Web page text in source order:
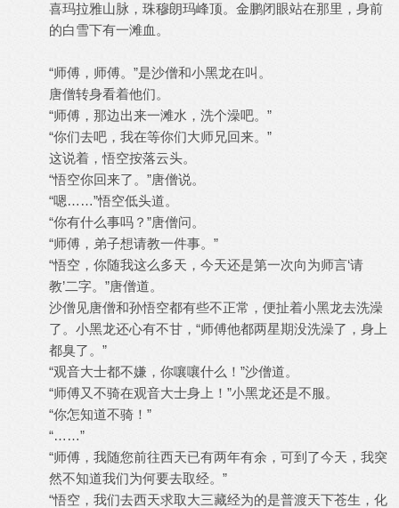
喜玛拉雅山脉，珠穆朗玛峰顶。金鹏闭眼站在那里，身前
的白雪下有一滩血。
“师傅，师傅。”是沙僧和小黑龙在叫。
唐僧转身看着他们。
“师傅，那边出来一滩水，洗个澡吧。”
“你们去吧，我在等你们大师兄回来。”
这说着，悟空按落云头。
“悟空你回来了。”唐僧说。
“嗯……”悟空低头道。
“你有什么事吗？”唐僧问。
“师傅，弟子想请教一件事。”
“悟空，你随我这么多天，今天还是第一次向为师言‘请
教’二字。”唐僧道。
沙僧见唐僧和孙悟空都有些不正常，便扯着小黑龙去洗澡
了。小黑龙还心有不甘，“师傅他都两星期没洗澡了，身上
都臭了。”
“观音大士都不嫌，你嚷嚷什么！”沙僧道。
“师傅又不骑在观音大士身上！”小黑龙还是不服。
“你怎知道不骑！”
“……”
“师傅，我随您前往西天已有两年有余，可到了今天，我突
然不知道我们为何要去取经。”
“悟空，我们去西天求取大三藏经为的是普渡天下苍生，化